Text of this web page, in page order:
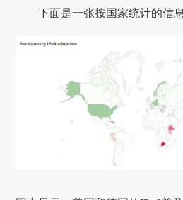
下面是一张按国家统计的信息